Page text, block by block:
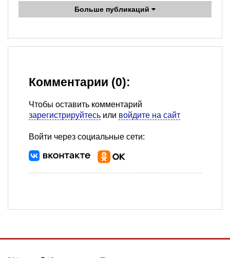
Больше публикаций
Комментарии (0):
Чтобы оставить комментарий
зарегистрируйтесь или войдите на сайт
Войти через социальные сети: